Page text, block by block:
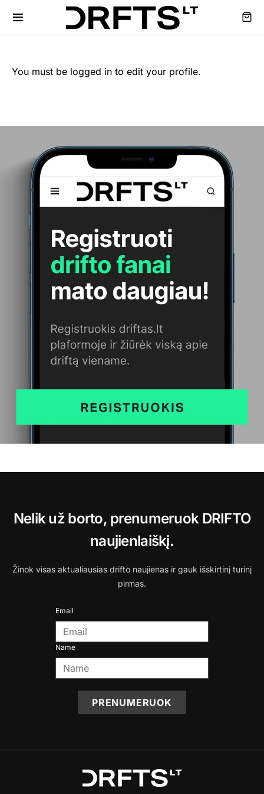
You must be logged in to edit your profile.
Nelik už borto, prenumeruok DRIFTO
naujienlaiškį.
Žinok visas aktualiausias drifto naujienas ir gauk išskirtinį turinį
pirmas.
Email
Name
PRENUMERUOK